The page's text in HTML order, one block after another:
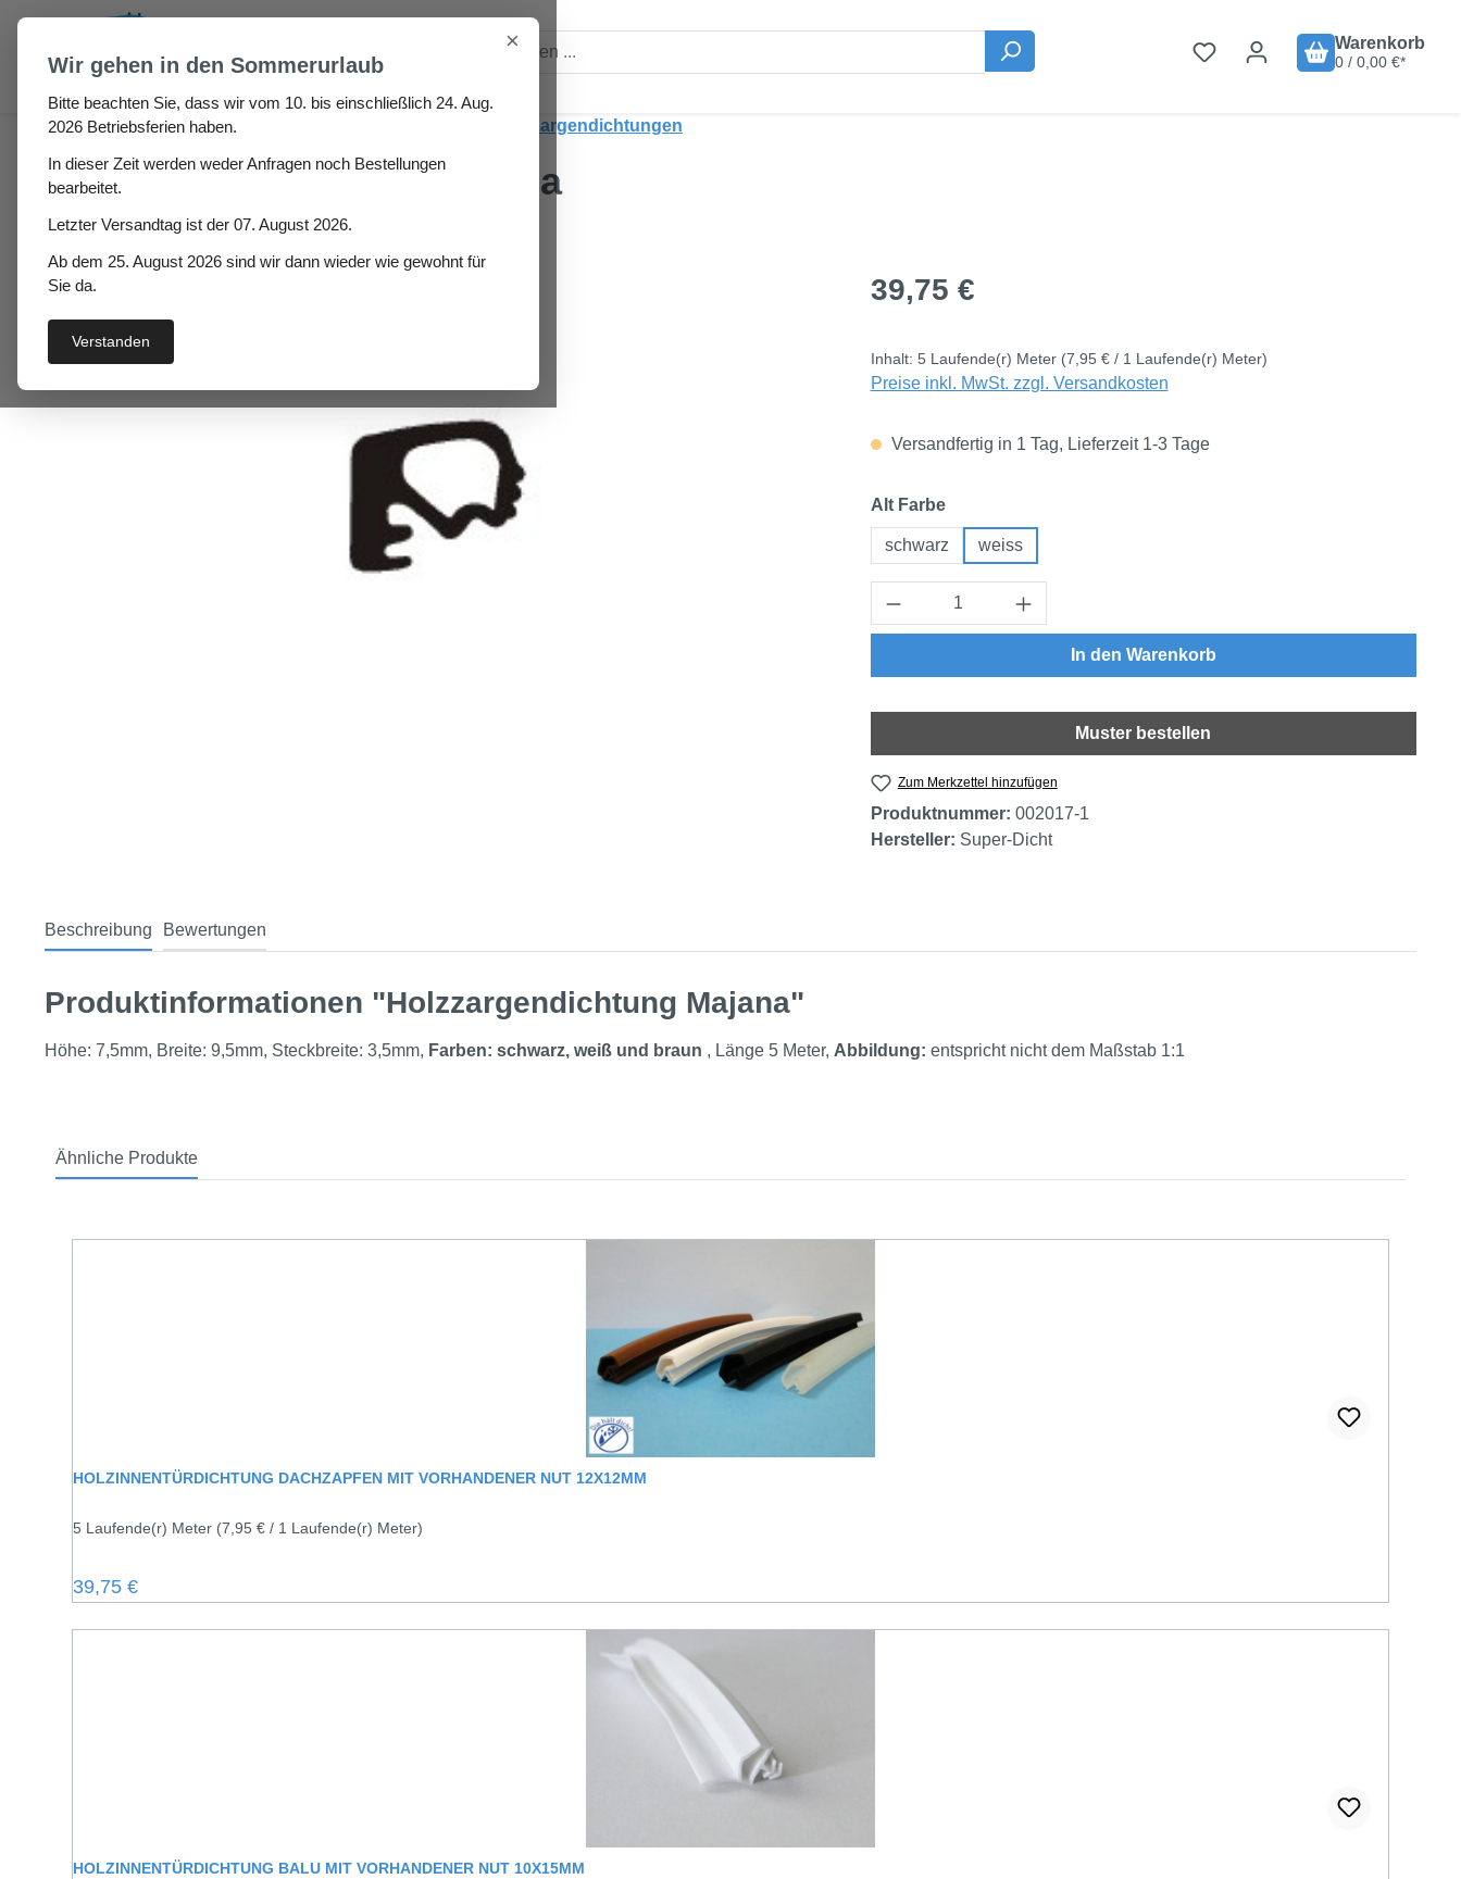
Hauptinhalt springen
Zur Suche springen
Warenkorb
0 / 0,00 €*
Haus Fenster- / Türprofile Holzzargendichtungen
Holzzargendichtung Majana
Bildergalerie überspringen Regulärer Preis:
39,75 €
Inhalt: 5 Laufende(r) Meter (7,95 € / 1 Laufende(r) Meter)
Preise inkl. MwSt. zzgl. Versandkosten
Versandfertig in 1 Tag, Lieferzeit 1-3 Tage
Alt Farbeauswählen
schwarz weiss
Produkt Anzahl: Gib den gewünschten Wert ein
In den Warenkorb
Muster bestellen
Zum Merkzettel hinzufügen
Produktnummer: 002017-1
Hersteller: Super-Dicht
Beschreibung Bewertungen
Produktinformationen "Holzzargendichtung Majana"
Höhe: 7,5mm, Breite: 9,5mm, Steckbreite: 3,5mm, Farben: schwarz, weiß und braun , Länge 5 Meter, Abbildung: entspricht nicht dem Maßstab 1:1
Ähnliche Produkte
HOLZINNENTÜRDICHTUNG DACHZAPFEN MIT VORHANDENER NUT 12X12MM
5 Laufende(r) Meter (7,95 € / 1 Laufende(r) Meter)
Regulärer Preis:
39,75 €
HOLZINNENTÜRDICHTUNG BALU MIT VORHANDENER NUT 10X15MM
×
Wir gehen in den Sommerurlaub
Bitte beachten Sie, dass wir vom 10. bis einschließlich 24. Aug.
2026 Betriebsferien haben.
In dieser Zeit werden weder Anfragen noch Bestellungen
bearbeitet.
Letzter Versandtag ist der 07. August 2026.
Ab dem 25. August 2026 sind wir dann wieder wie gewohnt für
Sie da.
Verstanden